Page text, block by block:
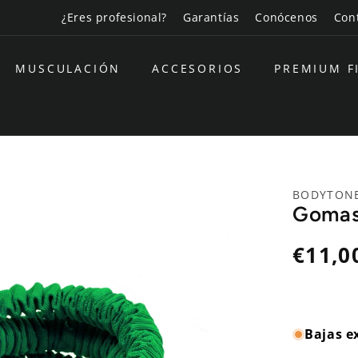
¿Eres profesional? Garantías Conócenos
MUSCULACIÓN ACCESORIOS PREMIUM
Precio
habitual
Bajas